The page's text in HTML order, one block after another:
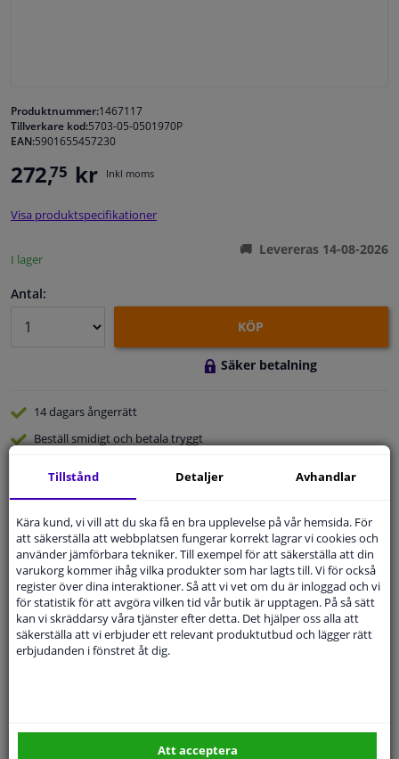
Bilvård & Tillbehör
Verkstad & Verktyg
Husbil, motorcykel, cykel & båt
Sensorer & Elsystem
Produktnummer:1467117
Tillverkare kod:5703-05-0501970P
EAN:5901655457230
272,75 kr Inkl moms
Visa produktspecifikationer
I lager
Levereras 14-08-2026
Antal:
KÖP
Säker betalning
14 dagarsångerrätt
Beställsmidigt och betala tryggt
Kundservice:Inte Tillgänglig Via Telefon
Ställ din fråga hos våra produktspecialister.
Frågor Och Svar
SÖK
Tillstånd Detaljer Avhandlar
Kära kund, vi vill att du ska få en bra upplevelse på vår hemsida. För
att säkerställa att webbplatsen fungerar korrekt lagrar vi cookies och
använder jämförbara tekniker. Till exempel för att säkerställa att din
varukorg kommer ihåg vilka produkter som har lagts till. Vi för också
register över dina interaktioner. Så att vi vet om du är inloggad och vi
för statistik för att avgöra vilken tid vår butik är upptagen. På så sätt
kan vi skräddarsy våra tjänster efter detta. Det hjälper oss alla att
säkerställa att vi erbjuder ett relevant produktutbud och lägger rätt
erbjudanden i fönstret åt dig.
Att acceptera